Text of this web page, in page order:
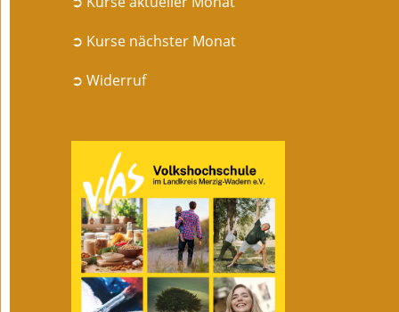
➲ Kurse nächster Monat
➲ Widerruf